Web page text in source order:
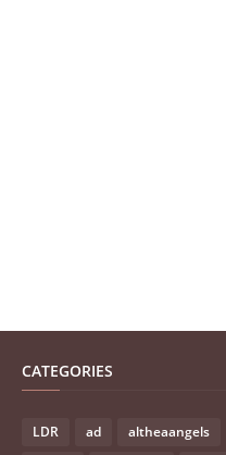
CATEGORIES
LDR ad altheaangels